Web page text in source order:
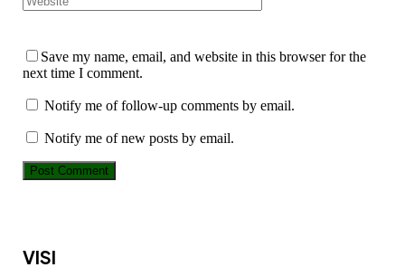
VISI
Save my name, email, and website in this browser for the
next time I comment.
Notify me of follow-up comments by email.
Notify me of new posts by email.